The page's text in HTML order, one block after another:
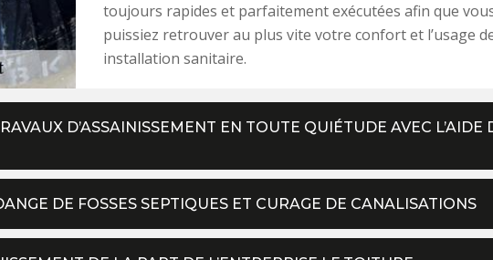
toujours rapides et parfaitement exécutées afin que
puissiez retrouver au plus vite votre confort et l’usage
installation sanitaire.
D’ASSAINISSEMENT EN TOUTE QUIÉTUDE AVEC L’AIDE
DE FOSSES SEPTIQUES ET CURAGE DE CANALISATIONS